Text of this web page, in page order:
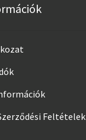
Feltételek